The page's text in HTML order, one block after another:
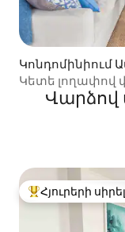
Կոնդոմինիում
Կետե լողափով
տերևաթափ
Վարձով
Հյուրերի
Հյուրերի